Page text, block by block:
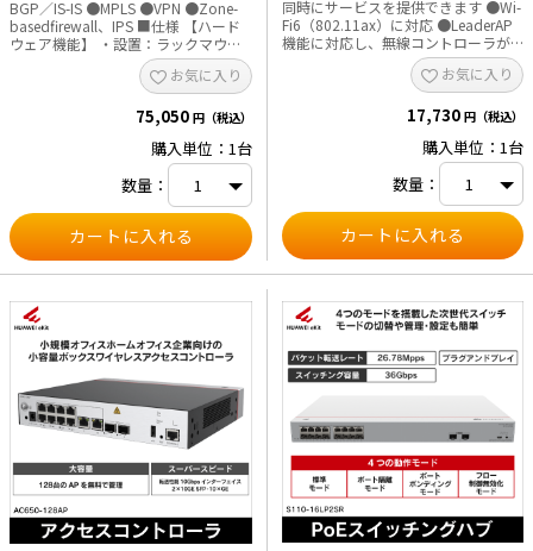
その他
e431オリジナル
BGP／IS-IS ●MPLS ●VPN ●Zone-
basedfirewall、IPS ■仕様 【ハード
ウェア機能】 ・設置：ラックマウン
ト、作業台など ・WANポート：
2×GEcombo ・LANポート：
8×GE（WANポートとして設定可
能） ・電源：AC内蔵電源 ・ファンの
数量：ファン内蔵（放熱：空冷） ・
エアーフロー：左から右 ・寸法（高
44.4×442.0×225.2mm ・最大消費
電力：33W 【パフォーマンス】 ・ス
ループット：4Gbps ・転送レート：
9Mpps～25Mpps ・VPNスループッ
ト：4Gbps ・ユーザー数：最大700
ユーザー 【動作環境】 ・動作温度：
+70°C ・動作湿度：5～95%（結露し
ないこと）
お気に入り
75,050 円（税込）
購入単位：1台
数量：
同時にサービスを提供できます ●Wi-
Fi6（802.11ax）に対応 ●LeaderAP
機能に対応し、無線コントローラが
不要のため、ライセンスも無し
●APPマネジメントに対応 ●高密度
ブースト技術（SmartRadioによる無
線インターフェースの最適化、無線
インターフェースのパフォーマンス
最適化、バンドステアリング） ●有
線および無線のデュアルセキュリテ
ィ保証（ワイヤレスアクセスの認証
と暗号化、不正デバイスの監視、AP
の有線アクセス認証と暗号化） ■仕
様 【ハードウェア機能】 ・設置：デ
スク、壁、天井、ジャンクションボッ
クスなど 2×10M／100M／
PoE給電に対応） ・電源：1×12V
DCまたはPoE ・寸法（高さ×幅×奥
行）：160×86×38mm ・最大消費
電力：12W ・最大送信電力：20dBm
【パフォーマンス】 ・最大スループ
数：256 ・推奨接続端末数：64 【動
作環境】 ・動作温度：0°C～40°C ・
保存温度：-40°C～+70°C ・動作湿
度：5～95%（結露しないこと）
お気に入り
17,730 円（税込）
購入単位：1台
数量：